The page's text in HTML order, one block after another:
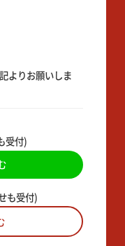
よりお願いしま
受付)
も受付)